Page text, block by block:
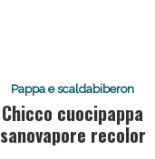
Pappa e scaldabiberon
Chicco cuocipappa
sanovapore recolor